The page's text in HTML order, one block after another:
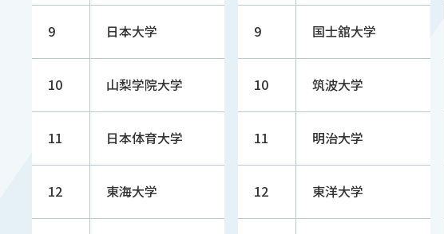
9 日本大学
10 山梨学院大学
11 日本体育大学
12 東海大学
9 国士舘大学
10 筑波大学
11 明治大学
12 東洋大学